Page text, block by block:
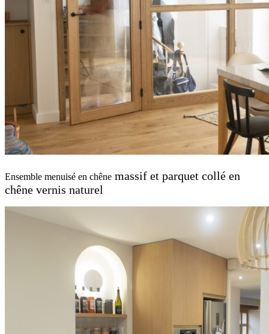
Ensemble menuisé en chêne massif et parquet collé en
chêne vernis naturel